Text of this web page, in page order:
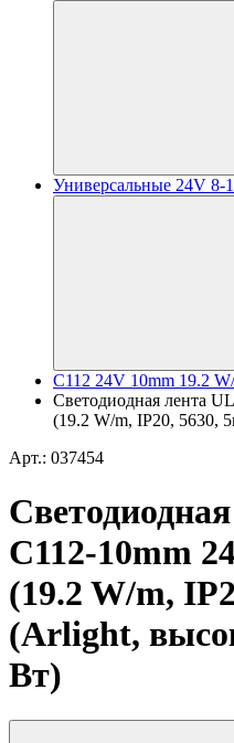
Универсальные 24V
C112 24V 10mm 19.2
Светодиодная лента
(19.2 W/m, IP20, 5630,
Арт.: 037454
C112-10mm
(19.2 W/m,
(Arlight,
Вт)